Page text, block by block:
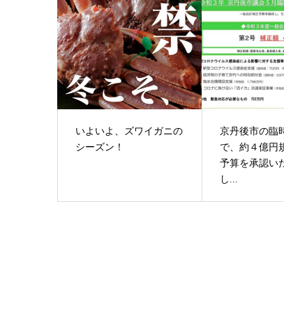
いよいよ、ズワイガニの
シーズン！
京丹後市の臨
で、約４億円
予算を承認い
し...